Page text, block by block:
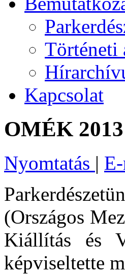
Történeti
Kapcsolat
OMÉK 2013
Nyomtatás |
(Országos
Kiállítás és
képviseltette